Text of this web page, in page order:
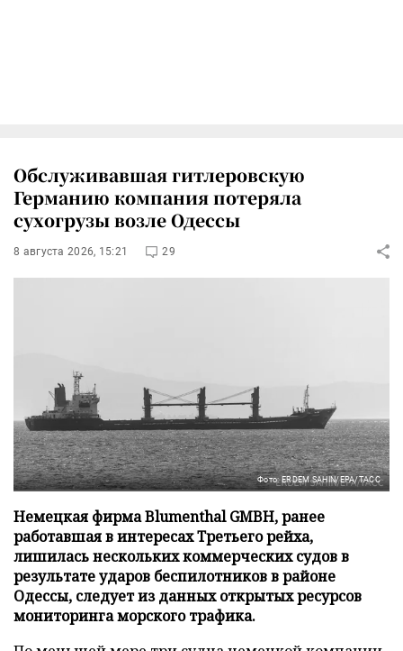
Обслуживавшая гитлеровскую
Германию компания потеряла
сухогрузы возле Одессы
8 августа 2026, 15:21 29
Фото: ERDEM SAHIN/EPA/ТАСС
Немецкая фирма Blumenthal GMBH, ранее
работавшая в интересах Третьего рейха,
лишилась нескольких коммерческих судов в
результате ударов беспилотников в районе
Одессы, следует из данных открытых ресурсов
мониторинга морского трафика.